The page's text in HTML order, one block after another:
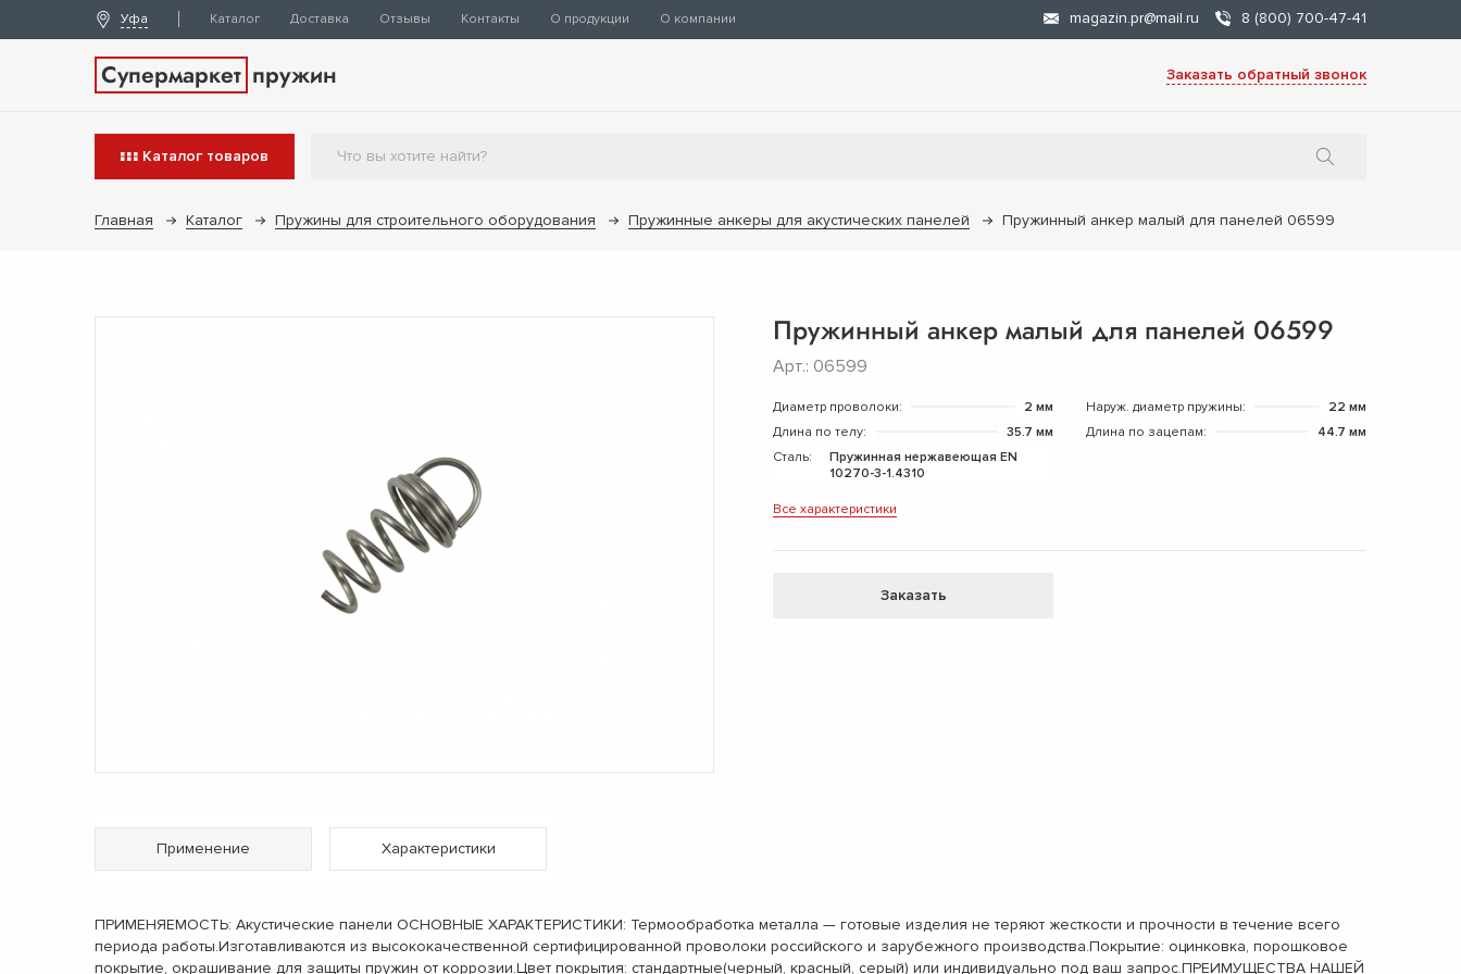
Уфа Каталог Доставка Отзывы Контакты О продукции О компании magazin.pr@mail.ru 8 (800) 700-47-41
Супермаркет пружин Заказать обратный звонок
Каталог товаров
Главная Каталог Пружины для строительного оборудования Пружинные анкеры для акустических панелей Пружинный анкер малый для панелей 06599
Пружинный анкер малый для панелей 06599
Арт.: 06599
Диаметр проволоки: 2 мм Наруж. диаметр пружины:
22 мм
Длина по телу:
35.7 мм Длина по зацепам:
44.7 мм
Сталь:
Пружинная нержавеющая EN
10270-3-1.4310
Все характеристики
Заказать
Применение Характеристики
ПРИМЕНЯЕМОСТЬ: Акустические панели ОСНОВНЫЕ ХАРАКТЕРИСТИКИ: Термообработка металла — готовые изделия не теряют жесткости и прочности в течение всего
периода работы.Изготавливаются из высококачественной сертифицированной проволоки российского и зарубежного производства.Покрытие: оцинковка, порошковое
покрытие, окрашивание для защиты пружин от коррозии.Цвет покрытия: стандартные(черный, красный, серый) или индивидуально под ваш запрос.ПРЕИМУЩЕСТВА НАШЕЙ